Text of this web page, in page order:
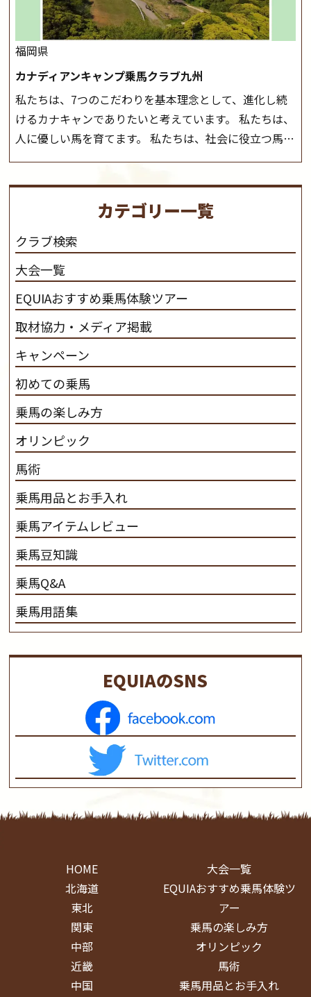
福岡県
カナディアンキャンプ乗馬クラブ九州
私たちは、7つのこだわりを基本理念として、進化し続
けるカナキャンでありたいと考えています。 私たちは、
人に優しい馬を育てます。 私たちは、社会に役立つ馬を
生産します。 私たちは、馬や人々に癒しとなる環境を守
さと魅力を追求します。 私たちは、馬の品種と血統にこ
だわります。 私たちは、乗用馬の質の向上を目指し、生
産･育成･調教を一貫して行います。カナディアンキャ
ンプ乗馬クラブ九州のツアー情報はこちら
カテゴリー一覧
クラブ検索
大会一覧
EQUIAおすすめ乗馬体験ツアー
取材協力・メディア掲載
キャンペーン
初めての乗馬
乗馬の楽しみ方
オリンピック
馬術
乗馬用品とお手入れ
乗馬アイテムレビュー
乗馬豆知識
乗馬Q&A
乗馬用語集
EQUIAのSNS
HOME
北海道
東北
関東
中部
近畿
中国
大会一覧
EQUIAおすすめ乗馬体験ツ
アー
乗馬の楽しみ方
オリンピック
馬術
乗馬用品とお手入れ